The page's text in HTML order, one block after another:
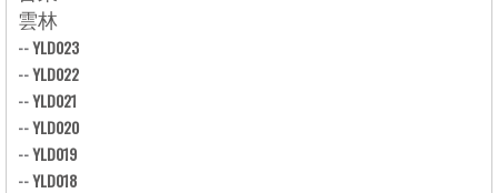
雲林
--YLD023
--YLD022
--YLD021
--YLD020
--YLD019
--YLD018